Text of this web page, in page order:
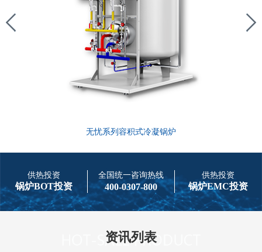
无忧系列容积式冷凝锅炉
供热投资
锅炉BOT投资
全国统一咨询热线
400-0307-800
供热投资
锅炉EMC投资
资讯列表